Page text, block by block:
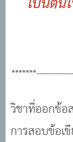
วิชาที่ออกข้อ
การสอบข้อ